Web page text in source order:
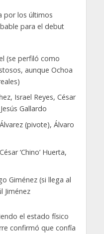
por los últimos
para el debut
(se perfiló como
aunque Ochoa
Israel Reyes, César
Gallardo
(pivote), Álvaro
‘Chino’ Huerta,
Giménez (si llega al
Jiménez
el estado físico
confirmó que confía